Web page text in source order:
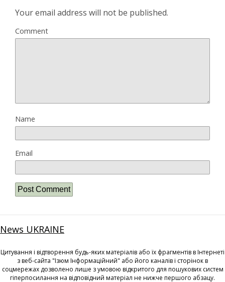
Your email address will not be published.
Comment
Name
Email
News UKRAINE
Цитування і відтворення будь-яких матеріалів або їх фрагментів в Інтернеті
з веб-сайта "Ізюм Інформаційний" або його каналів і сторінок в
соцмережах дозволено лише з умовою відкритого для пошукових систем
гіперпосилання на відповідний матеріал не нижче першого абзацу.